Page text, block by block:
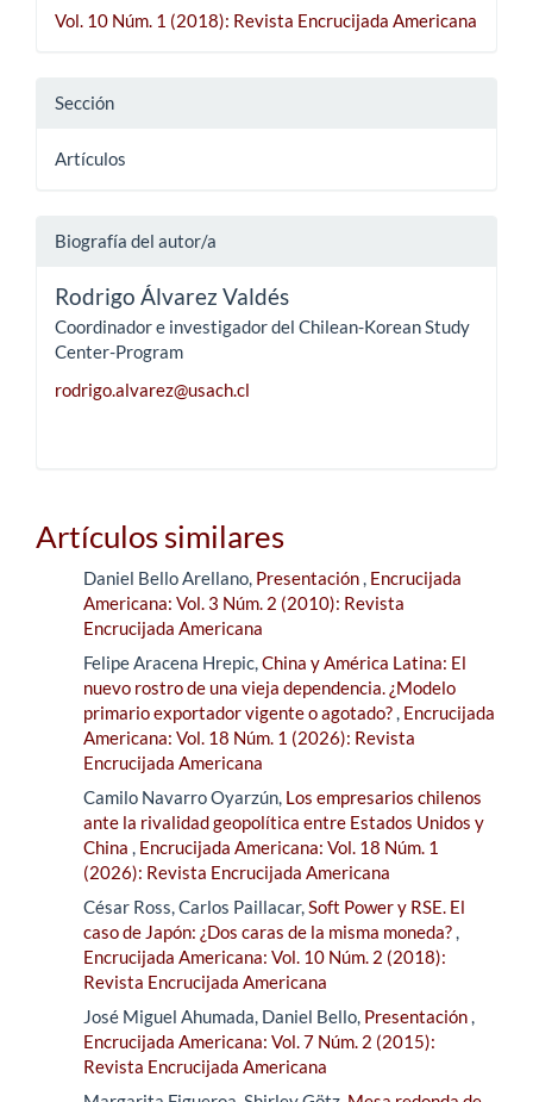
Vol. 10 Núm. 1 (2018): Revista Encrucijada Americana
Sección
Artículos
Biografía del autor/a
Rodrigo Álvarez Valdés
Coordinador e investigador del Chilean-Korean Study
Center-Program
rodrigo.alvarez@usach.cl
Artículos similares
Daniel Bello Arellano, Presentación, Encrucijada
Americana: Vol. 3 Núm. 2 (2010): Revista
Encrucijada Americana
Felipe Aracena Hrepic,China y América Latina: El
nuevo rostro de una vieja dependencia. ¿Modelo
primario exportador vigente o agotado?, Encrucijada
Americana: Vol. 18 Núm. 1 (2026): Revista
Encrucijada Americana
Camilo Navarro Oyarzún, Los empresarios chilenos
ante la rivalidad geopolítica entre Estados Unidos y
China , Encrucijada Americana: Vol. 18 Núm. 1
(2026): Revista Encrucijada Americana
César Ross, Carlos Paillacar,Soft Power y RSE. El
caso de Japón: ¿Dos caras de la misma moneda?,
Encrucijada Americana: Vol. 10 Núm. 2 (2018):
Revista Encrucijada Americana
José Miguel Ahumada, Daniel Bello, Presentación,
Encrucijada Americana: Vol. 7 Núm. 2 (2015):
Revista Encrucijada Americana